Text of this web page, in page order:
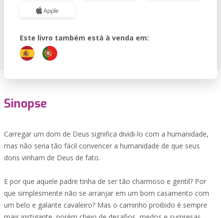
Este livro também está à venda em:
Sinopse
Carregar um dom de Deus significa dividi-lo com a humanidade,
mas não seria tão fácil convencer a humanidade de que seus
dons vinham de Deus de fato.
E por que aquele padre tinha de ser tão charmoso e gentil? Por
que simplesmente não se arranjar em um bom casamento com
um belo e galante cavaleiro? Mas o caminho proibido é sempre